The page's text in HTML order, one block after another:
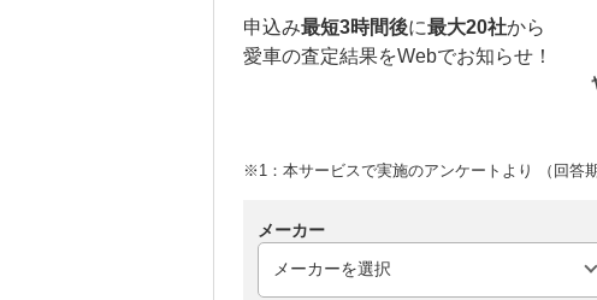
申込み最短3時間後に最大20社から
愛車の査定結果をWebでお知らせ！
※1：本サービスで実施のアンケートより （回答
メーカー